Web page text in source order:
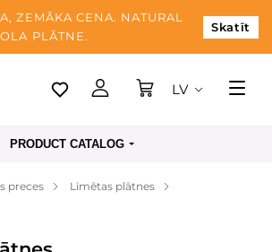
ZEMĀKA CENA. NATURAL
PLĀTNE.
Skatīt
LV
PRODUCT CATALOG
preces
Līmētas plātnes